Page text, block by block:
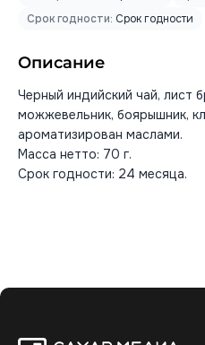
Срок годности: Срок годности
Описание
Черный индийский чай, лист
можжевельник, боярышник,
ароматизирован маслами.
Масса нетто: 70 г.
Срок годности: 24 месяца.